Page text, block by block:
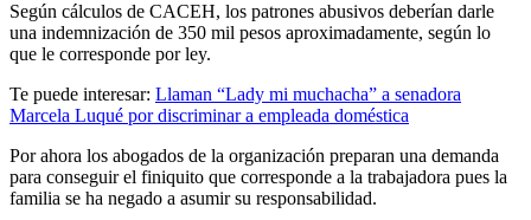
Según cálculos de CACEH, los patrones abusivos deberían darle
una indemnización de 350 mil pesos aproximadamente, según lo
que le corresponde por ley.
Te puede interesar: Llaman “Lady mi muchacha” a senadora
Marcela Luqué por discriminar a empleada doméstica
Por ahora los abogados de la organización preparan una demanda
para conseguir el finiquito que corresponde a la trabajadora pues la
familia se ha negado a asumir su responsabilidad.